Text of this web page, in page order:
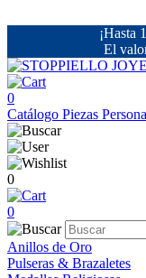
¡Hasta
El
0
Catálogo Piezas
0
0
Anillos de Oro
Pulseras & Brazaletes